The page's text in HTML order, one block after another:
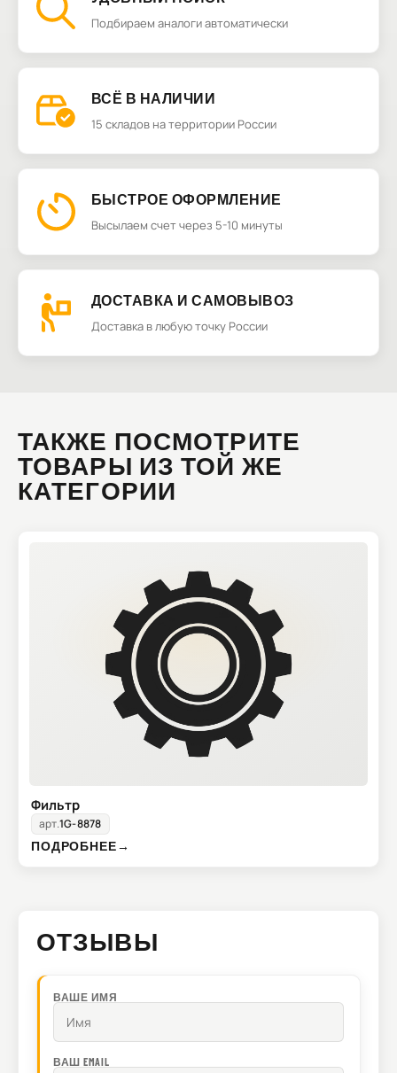
Подбираем аналоги автоматически
ВСЁ В НАЛИЧИИ
15 складов на территории России
БЫСТРОЕ ОФОРМЛЕНИЕ
Высылаем счет через 5-10 минуты
ДОСТАВКА И САМОВЫВОЗ
Доставка в любую точку России
ТАКЖЕ ПОСМОТРИТЕ
ТОВАРЫ ИЗ ТОЙ ЖЕ
КАТЕГОРИИ
Фильтр
арт.1G-8878
ПОДРОБНЕЕ→
ОТЗЫВЫ
ВАШЕ ИМЯ
ВАШ EMAIL